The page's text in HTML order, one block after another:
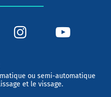
ou semi-automatique
et le vissage.